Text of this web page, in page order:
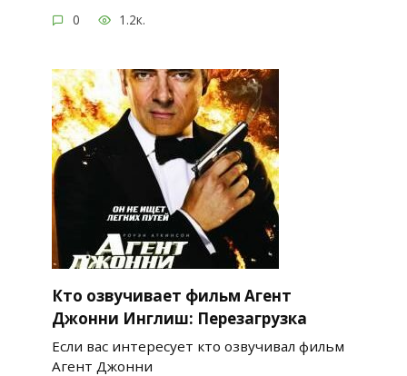
0 1.2к.
Кто озвучивает фильм Агент
Джонни Инглиш: Перезагрузка
Если вас интересует кто озвучивал фильм
Агент Джонни